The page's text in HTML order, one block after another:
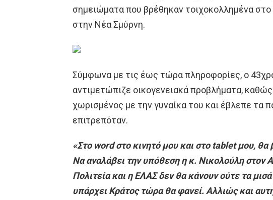
σημειώματα που βρέθηκαν τοιχοκολλημένα
στην Νέα Σμύρνη.
Σύμφωνα με τις έως τώρα πληροφορίες, ο
αντιμετώπιζε οικογενειακά προβλήματα,
χωρισμένος με την γυναίκα του και έβλεπε τα
επιτρεπόταν.
«Στο word στο κινητό μου και στο tablet μου,
Να αναλάβει την υπόθεση η κ. Νικολούλη στον
Πολιτεία και η ΕΛΑΣ δεν θα κάνουν ούτε τα
υπάρχει Κράτος τώρα θα φανεί. Αλλιώς και